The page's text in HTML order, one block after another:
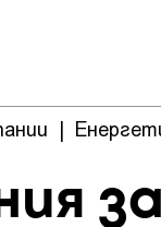
|